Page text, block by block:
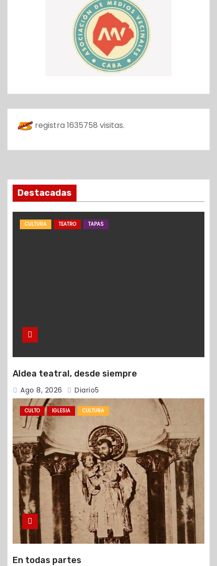
registra 1635758 visitas.
Destacadas
CULTURA TEATRO TAPAS
Aldea teatral, desde siempre
Ago 8, 2026 Diario5
CULTO IGLESIA CULTURA
En todas partes